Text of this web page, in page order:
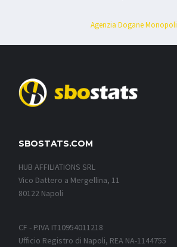
Agenzia Dogane Monopoli
SBOSTATS.COM
HUB AFFILIATIONS SRL
Vico Dattero a Mergellina, 11
80122 Napoli
CF - P.IVA IT10954011218
Ufficio Registro di Napoli, REA NA-1144755